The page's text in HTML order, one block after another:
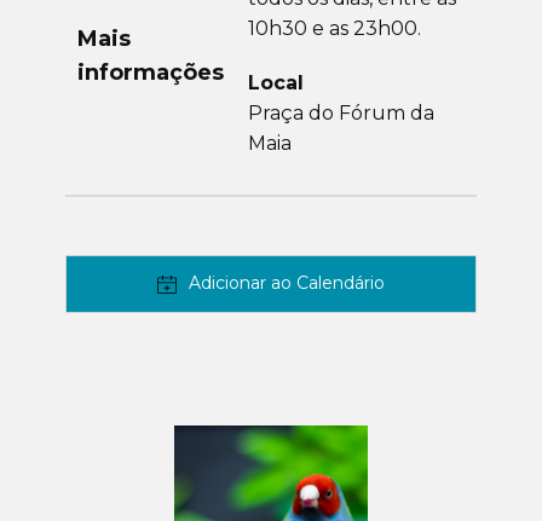
Mais
informações
10h30 e as 23h00.
Local
Praça do Fórum da
Maia
Adicionar ao Calendário